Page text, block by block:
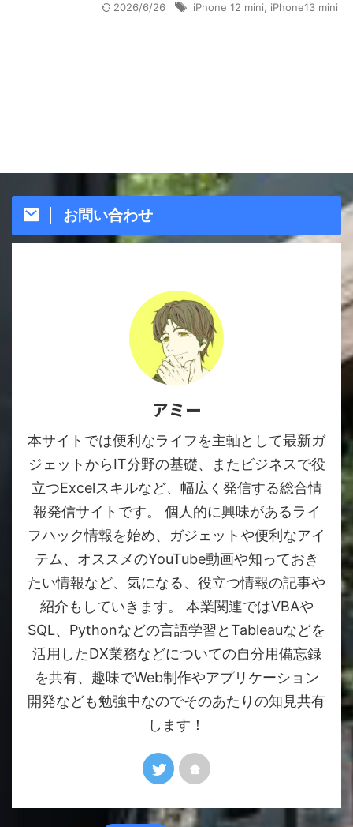
2026/6/26 iPhone 12 mini iPhone13 mini
お問い合わせ
アミー
本サイトでは便利なライフを主軸として最新ガ
ジェットからIT分野の基礎、またビジネスで役
立つExcelスキルなど、幅広く発信する総合情
報発信サイトです。 個人的に興味があるライ
フハック情報を始め、ガジェットや便利なアイ
テム、オススメのYouTube動画や知っておき
たい情報など、気になる、役立つ情報の記事や
紹介もしていきます。 本業関連ではVBAや
SQL、Pythonなどの言語学習とTableauなどを
活用したDX業務などについての自分用備忘録
を共有、趣味でWeb制作やアプリケーション
開発なども勉強中なのでそのあたりの知見共有
します！